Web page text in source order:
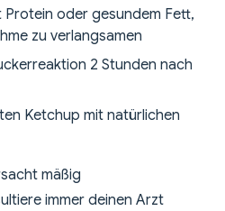
Protein oder gesundem Fett,
zu verlangsamen
2 Stunden nach
Ketchup mit natürlichen
mäßig
immer deinen Arzt